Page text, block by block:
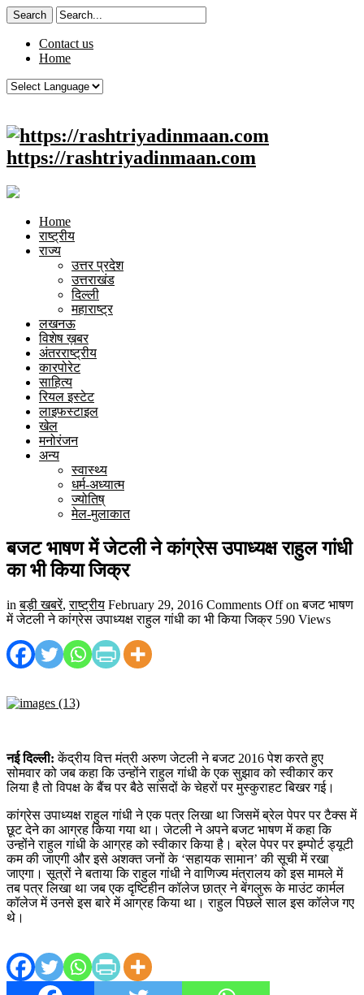
Contact us
Home
https://rashtriyadinmaan.com
Home
राष्ट्रीय
राज्य
उत्तर प्रदेश
उत्तराखंड
दिल्ली
महाराष्ट्र
लखनऊ
विशेष ख़बर
अंतरराष्ट्रीय
कारपोरेट
साहित्य
रियल इस्टेट
लाइफस्टाइल
खेल
मनोरंजन
अन्य
स्वास्थ्य
धर्म-अध्यात्म
ज्योतिष्
मेल-मुलाकात
बजट भाषण में जेटली ने कांग्रेस उपाध्यक्ष राहुल गांधी
का भी किया जिक्र
inबड़ी खबरें,राष्ट्रीय February 29, 2016 Comments Offon बजट भाषण
में जेटली ने कांग्रेस उपाध्यक्ष राहुल गांधी का भी किया जिक्र 590 Views
नई दिल्ली:केंद्रीय वित्त मंत्री अरुण जेटली ने बजट 2016 पेश करते हुए
सोमवार को जब कहा कि उन्‍होंने राहुल गांधी के एक सुझाव को स्‍वीकार कर
लिया है तो विपक्ष के बैंच पर बैठे सांसदों के चेहरों पर मुस्कुराहट बिखर गई।
कांग्रेस उपाध्यक्ष राहुल गांधी ने एक पत्र लिखा था जिसमें ब्रेल पेपर पर टैक्स में
छूट देने का आग्रह किया गया था। जेटली ने अपने बजट भाषण में कहा कि
उन्‍होंने राहुल गांधी के आग्रह को स्‍वीकार किया है। ब्रेल पेपर पर इम्पोर्ट ड्यूटी
कम की जाएगी और इसे अशक्त जनों के ‘सहायक सामान’ की सूची में रखा
जाएगा। सूत्रों ने बताया कि राहुल गांधी ने वाणिज्य मंत्रालय को इस मामले में
तब पत्र लिखा था जब एक दृष्टिहीन कॉलेज छात्र ने बेंगलुरू के माउंट कार्मल
कॉलेज में उनसे इस बारे में आग्रह किया था। राहुल पिछले साल इस कॉलेज गए
थे।